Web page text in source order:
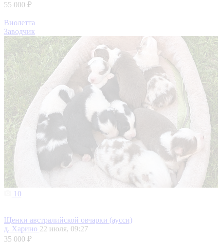
55 000 ₽
Виолетта
Заводчик
10
Щенки австралийской овчарки (аусси)
д. Харино 22 июля, 09:27
35 000 ₽